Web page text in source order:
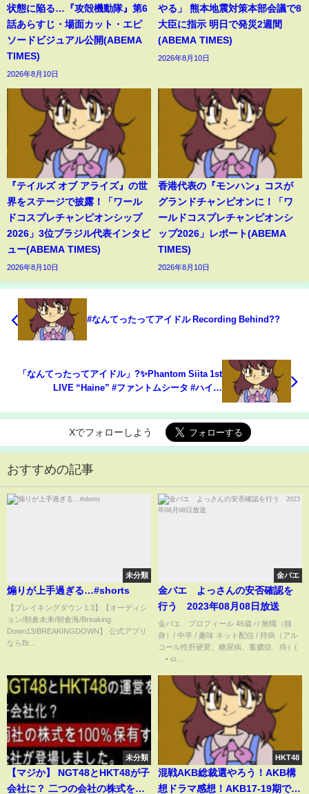
状態に陥る…『攻殻機動隊』第6
話あらすじ・場面カット・エピ
ソードビジュアル公開(ABEMA
TIMES)
2026年8月10日
やる」 熊本地震対策本部会議で8
大臣に指示 明日で発災2週間
(ABEMA TIMES)
2026年8月10日
『テイルズ オブ アライズ』の世
界をステージで披露！「ワール
ドコスプレチャンピオンシップ
2026」3位ブラジル代表インタビ
ュー(ABEMA TIMES)
2026年8月10日
香港代表の『モンハン』コスが
グランドチャンピオンに！「ワ
ールドコスプレチャンピオンシ
ップ2026」レポート(ABEMA
TIMES)
2026年8月10日
#なんてったってアイドル Recording Behind?️?
「なんてったってアイドル」?✨Phantom Siita 1st
LIVE “Haine” #ファントムシータ #ハイネ
Xでフォローしよう
おすすめの記事
未分類
煽りが上手過ぎる…#shorts
【ブレイキングダウン１3】【オーディシ
ョン/朝倉未来/朝倉海/Breaking
Down13/BREAKINGDOWN】 公式アプリ
ならBr...
金バエ
金バエ よっさんの安否確認を
行う 2023年08月08日放送
金バエ プロフィール 46歳♂/ 無職（独
身）/ 中卒 / 趣味 ネット配信 / 持病（アル
コール性肝硬変、糖尿病、蓄膿症、痔）(
´• ɷ...
未分類
【マジか】 NGT48とHKT48が子
会社に？ 二つの会社の株式を
HKT48
混戦AKB総裁選やろう！AKB構
想ドラマ感想！AKB17-19期でス